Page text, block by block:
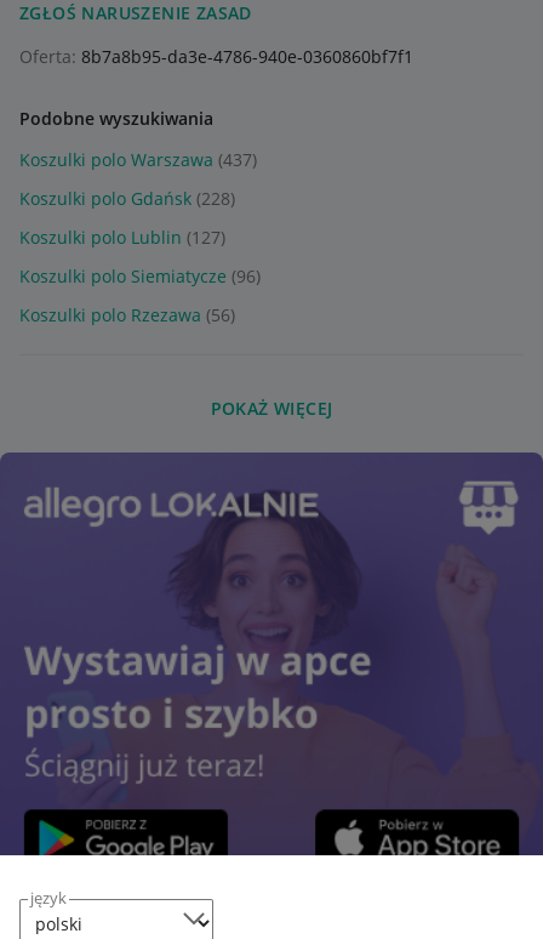
język
ZGŁOŚ NARUSZENIE ZASAD
Oferta: 8b7a8b95-da3e-4786-940e-0360860bf7f1
Podobne wyszukiwania
Koszulki polo Warszawa (437)
Koszulki polo Gdańsk (228)
Koszulki polo Lublin (127)
Koszulki polo Siemiatycze (96)
Koszulki polo Rzezawa (56)
POKAŻ WIĘCEJ